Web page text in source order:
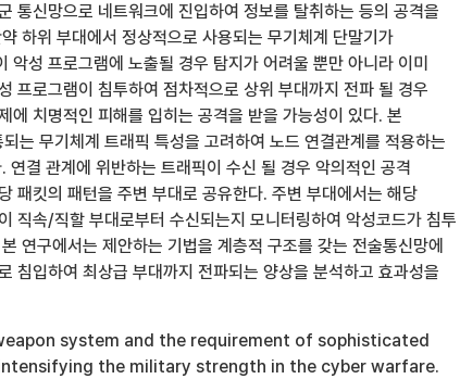
통신망으로 네트워크에 진입하여 정보를 탈취하는 등의 공격을
하위 부대에서 정상적으로 사용되는 무기체계 단말기가
악성 프로그램에 노출될 경우 탐지가 어려울 뿐만 아니라 이미
프로그램이 침투하여 점차적으로 상위 부대까지 전파 될 경우
에 치명적인 피해를 입히는 공격을 받을 가능성이 있다. 본
는 무기체계 트래픽 특성을 고려하여 노드 연결관계를 적용하는
연결 관계에 위반하는 트래픽이 수신 될 경우 악의적인 공격
패킷의 패턴을 주변 부대로 공유한다. 주변 부대에서는 해당
직속/직할 부대로부터 수신되는지 모니터링하여 악성코드가 침투
연구에서는 제안하는 기법을 계층적 구조를 갖는 전술통신망에
침입하여 최상급 부대까지 전파되는 양상을 분석하고 효과성을
system and the requirement of sophisticated
the military strength in the cyber warfare.